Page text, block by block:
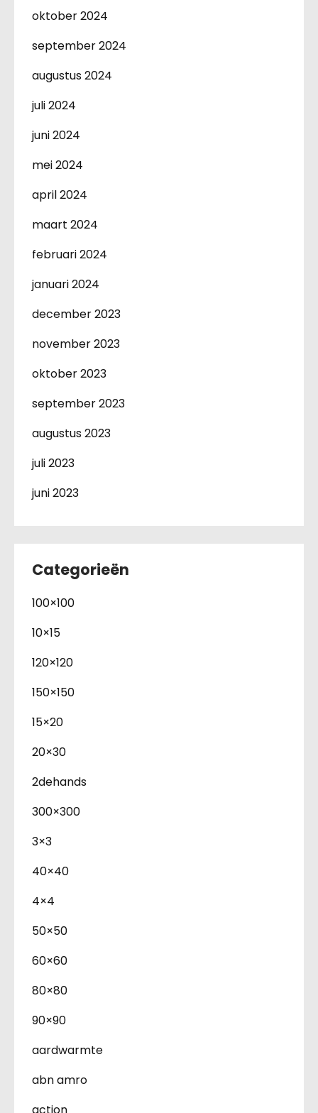
oktober 2024
september 2024
augustus 2024
juli 2024
juni 2024
mei 2024
april 2024
maart 2024
februari 2024
januari 2024
december 2023
november 2023
oktober 2023
september 2023
augustus 2023
juli 2023
juni 2023
Categorieën
100×100
10×15
120×120
150×150
15×20
20×30
2dehands
300×300
3×3
40×40
4×4
50×50
60×60
80×80
90×90
aardwarmte
abn amro
action